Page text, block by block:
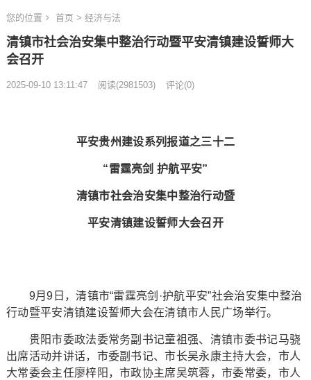
您的位置 首页 > 经济与法
清镇市社会治安集中整治行动暨平安清镇建设誓师大
会召开
2025-09-10 13:11:47 阅读(2981503) 评论(0)
平安贵州建设系列报道之三十二
“雷霆亮剑 护航平安”
清镇市社会治安集中整治行动暨
平安清镇建设誓师大会召开
9月9日，清镇市“雷霆亮剑·护航平安”社会治安集中整治
行动暨平安清镇建设誓师大会在清镇市人民广场举行。
贵阳市委政法委常务副书记童祖强、清镇市委书记马骁
出席活动并讲话，市委副书记、市长吴永康主持大会，市人
大常委会主任廖梓阳，市政协主席吴筑蓉，市委常委，市人